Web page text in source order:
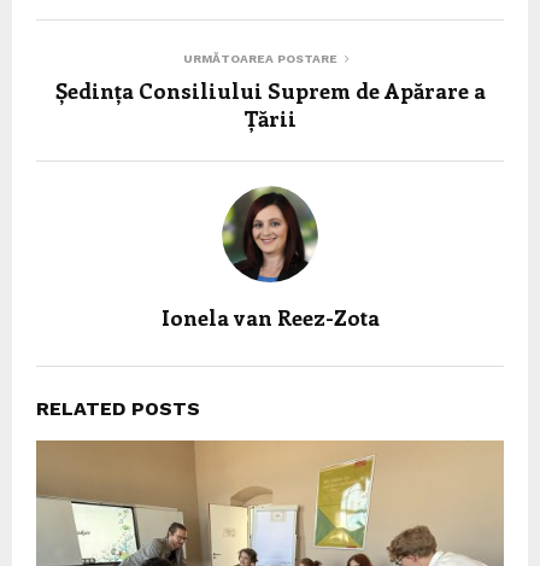
URMĂTOAREA POSTARE
Ședința Consiliului Suprem de Apărare a
Țării
Ionela van Reez-Zota
RELATED POSTS